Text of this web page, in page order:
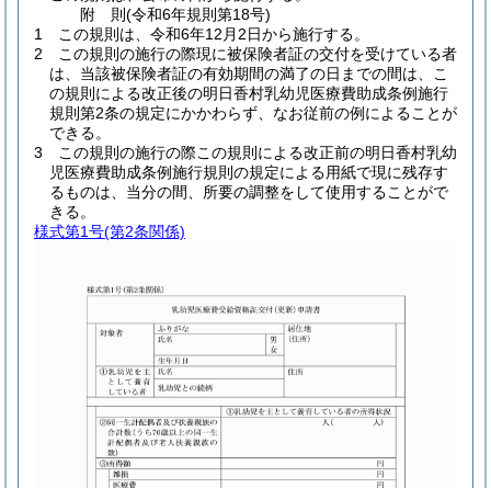
附 則(令和6年規則第18号)
1
この規則は、令和6年12月2日から施行する。
2
この規則の施行の際現に被保険者証の交付を受けている者
は、当該被保険者証の有効期間の満了の日までの間は、こ
の規則による改正後の明日香村乳幼児医療費助成条例施行
規則第2条の規定にかかわらず、なお従前の例によることが
できる。
3
この規則の施行の際この規則による改正前の明日香村乳幼
児医療費助成条例施行規則の規定による用紙で現に残存す
るものは、当分の間、所要の調整をして使用することがで
きる。
様式第1号(第2条関係)